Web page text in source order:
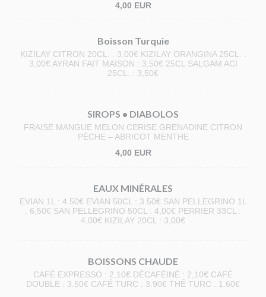
4,00 EUR
Boisson Turquie
KIZILAY CITRON 20CL. : 3,00€ KIZILAY ORANGINA 25CL. :
3,00€ AYRAN FAIT MAISON : 3,50€ 25CL SALGAM ACI
25CL. : 3,50€
SIROPS • DIABOLOS
FRAISE MANGUE MELON CERISE GRENADINE CITRON
PÈCHE – ABRICOT MENTHE
4,00 EUR
EAUX MINÉRALES
EVIAN 1L : 4.50€ EVIAN 50CL : 3.50€ SAN PELLEGRINO 1L
: 6,50€ SAN PELLEGRINO 50CL : 4,00€ PERRIER 33CL :
4,00€ KIZILAY 20CL : 3,00€
BOISSONS CHAUDE
CAFÉ EXPRESSO : 2,10€ DÉCAFÉINÉ : 2,10€ CAFÉ
DOUBLE : 3.50€ CAFÉ TURC : 3.90€ THÉ TURC : 1.60€